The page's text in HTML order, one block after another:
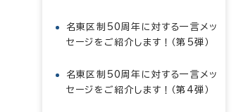
名東区制50周年に対する一言メッ
セージをご紹介します！（第5弾）
名東区制50周年に対する一言メッ
セージをご紹介します！（第4弾）